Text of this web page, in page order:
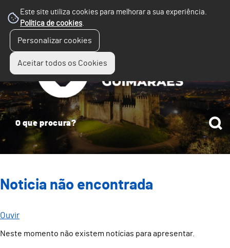
Este site utiliza cookies para melhorar a sua experiência.
Política de cookies.
Personalizar cookies
Aceitar todos os Cookies
Noticia não encontrada
Ouvir
Neste momento não existem notícias para apresentar.